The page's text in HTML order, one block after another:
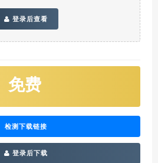
登录后查看
免费
检测下载链接
登录后下载